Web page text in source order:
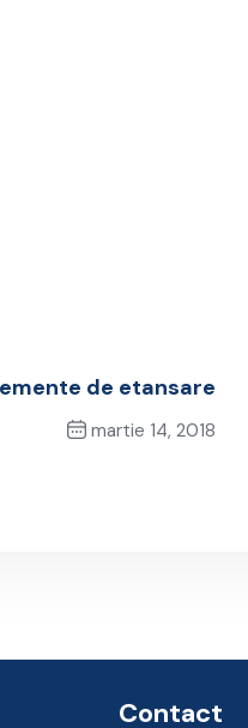
de etansare
martie 14, 2018
Contact